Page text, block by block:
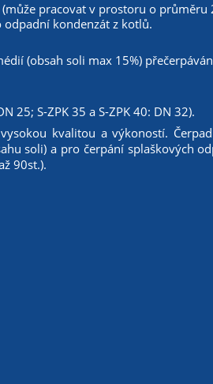
pracovat v prostoru o průměru
odpadní kondenzát z kotlů.
(obsah soli max 15%)
25; S-ZPK 35 a S-ZPK 40: DN 32).
kvalitou a výkoností.
soli) a pro čerpání splaškových
90st.).